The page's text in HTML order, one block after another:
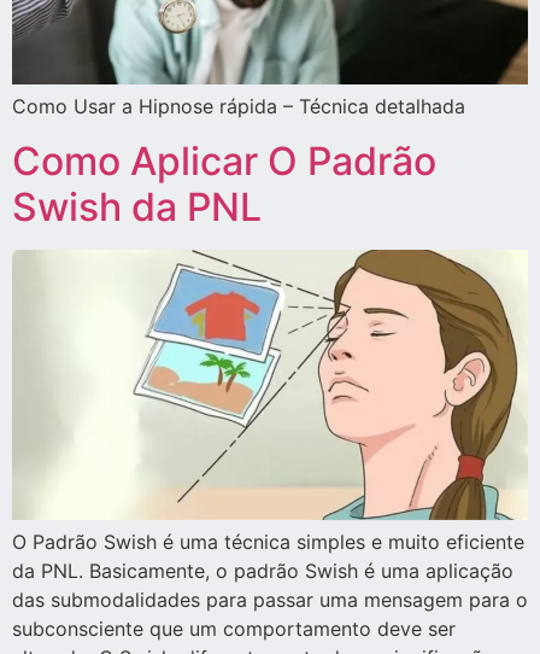
Como Usar a Hipnose rápida – Técnica detalhada
Como Aplicar O Padrão
Swish da PNL
O Padrão Swish é uma técnica simples e muito eficiente
da PNL. Basicamente, o padrão Swish é uma aplicação
das submodalidades para passar uma mensagem para o
subconsciente que um comportamento deve ser